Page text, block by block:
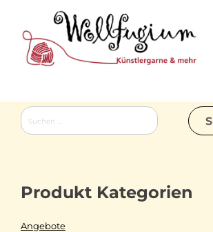
content
Suchen
nach:
Produkt Kategorien
Angebote